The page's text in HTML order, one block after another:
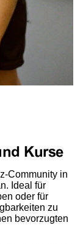
Kurse
Community in
Ideal für
oder für
zu
bevorzugten